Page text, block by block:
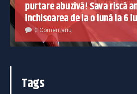
purtare abuzivă! Sava riscă
închisoarea de la o lună la 6
0 Comentariu
Tags